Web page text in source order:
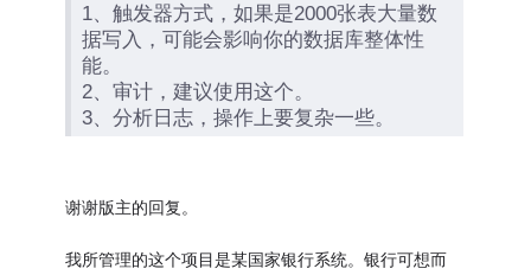
1、触发器方式，如果是2000张表大量数
据写入，可能会影响你的数据库整体性
能。
2、审计，建议使用这个。
3、分析日志，操作上要复杂一些。
谢谢版主的回复。
我所管理的这个项目是某国家银行系统。银行可想而